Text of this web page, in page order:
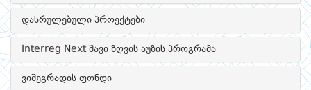
დასრულებული პროექტები
Interreg Next შავი ზღვის აუზის პროგრამა
ვიშეგრადის ფონდი